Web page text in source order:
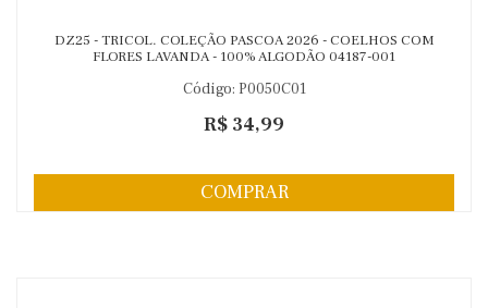
DZ25 - TRICOL. COLEÇÃO PASCOA 2026 - COELHOS COM
FLORES LAVANDA - 100% ALGODÃO 04187-001
Código: P0050C01
R$ 34,99
COMPRAR